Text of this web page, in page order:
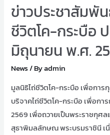
ข่าวประชาสัมพั
ชีวิตโค-กระบือ
มิถุนายน พ.ศ.
News/ Byadmin
มูลนิธิไถ่ชีวิตโค-กระบือ เพื่อกา
บริจาคไถ่ชีวิตโค-กระบือ เพื่อก
2569 เพื่อถวายเป็นพระราชกุศ
สุธาพิมลลักษณ พระบรมราชินี เ